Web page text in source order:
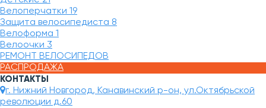
Велоперчатки 19
Защита велосипедиста 8
Велоформа 1
Велоочки 3
РЕМОНТ ВЕЛОСИПЕДОВ
РАСПРОДАЖА
КОНТАКТЫ
г. Нижний Новгород, Канавинский р-он, ул.Октябрьской
революции д.60